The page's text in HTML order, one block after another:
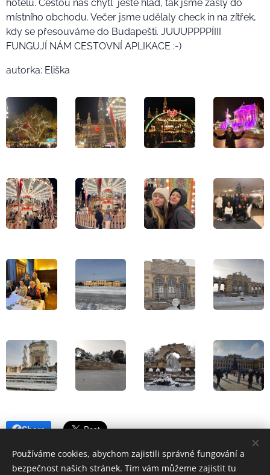
hotelu. Cestou nás chytl ještě hlad, tak jsme zašly do
místního obchodu. Večer jsme udělaly check in na zítřek,
kdy se přesouváme do Budapešti. JUUUPPPPÍIII
FUNGUJÍ NÁM CESTOVNÍ APLIKACE :-)
autorka: Eliška
Share
Používáme cookies, abychom zajistili správné fungování a
bezpečnost našich stránek. Tím vám můžeme zajistit tu